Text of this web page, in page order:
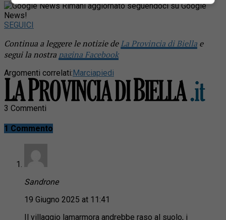
Rimani aggiornato seguendoci su Google
News!
SEGUICI
Continua a leggere le notizie deLa Provincia di Biella e
segui la nostra pagina Facebook
Argomenti correlati:Marciapiedi
3 Commenti
1 Commento
Sandrone
19 Giugno 2025 at 11:41
Il villaggio lamarmora andrebbe raso al suolo, i